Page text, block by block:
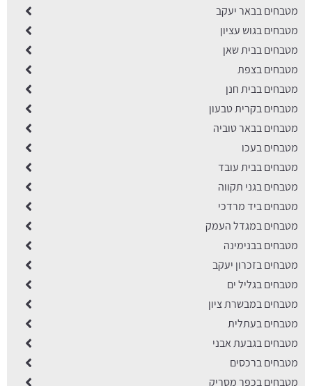
מטבחים בבאר יעקב
מטבחים בגוש עציון
מטבחים בבית שאן
מטבחים בצפת
מטבחים בבית חנן
מטבחים בקרית טבעון
מטבחים בבאר טוביה
מטבחים בעכו
מטבחים בבית עובד
מטבחים בגני תקווה
מטבחים ביד מרדכי
מטבחים במגדל העמק
מטבחים בבנימינה
מטבחים בזכרון יעקב
מטבחים בגליל ים
מטבחים במבשרת ציון
מטבחים בעתלית
מטבחים בגבעת אבני
מטבחים ברכסים
מטבחים בכפר מסריק